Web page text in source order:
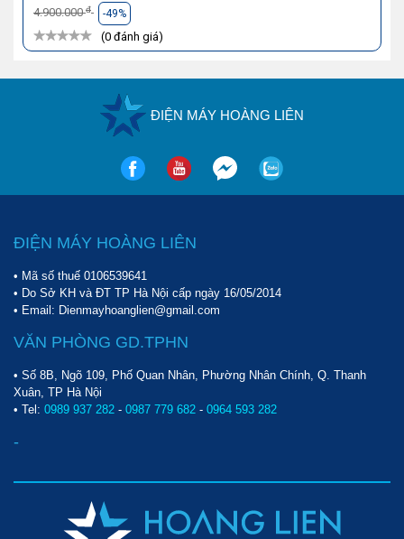
4.900.000đ -49%
(0 đánh giá)
ĐIỆN MÁY HOÀNG LIÊN
ĐIỆN MÁY HOÀNG LIÊN
• Mã số thuế 0106539641
• Do Sở KH và ĐT TP Hà Nội cấp ngày 16/05/2014
• Email: Dienmayhoanglien@gmail.com
VĂN PHÒNG GD.TPHN
• Số 8B, Ngõ 109, Phố Quan Nhân, Phường Nhân Chính, Q. Thanh
Xuân, TP Hà Nội
• Tel: 0989 937 282 - 0987 779 682 - 0964 593 282
-